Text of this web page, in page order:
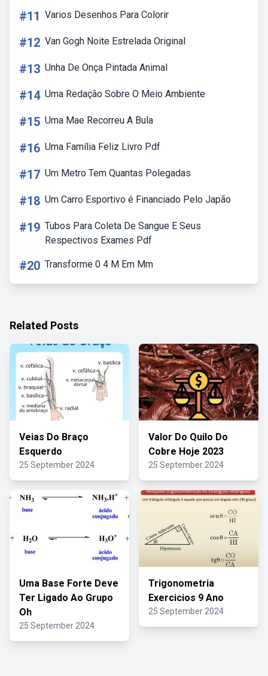
#11 Varios Desenhos Para Colorir
#12 Van Gogh Noite Estrelada Original
#13 Unha De Onça Pintada Animal
#14 Uma Redação Sobre O Meio Ambiente
#15 Uma Mae Recorreu A Bula
#16 Uma Família Feliz Livro Pdf
#17 Um Metro Tem Quantas Polegadas
#18 Um Carro Esportivo é Financiado Pelo Japão
#19 Tubos Para Coleta De Sangue E Seus
Respectivos Exames Pdf
#20 Transforme 0 4 M Em Mm
Related Posts
Veias Do Braço
Esquerdo
25 September 2024
Valor Do Quilo Do
Cobre Hoje 2023
25 September 2024
Uma Base Forte Deve
Ter Ligado Ao Grupo
Oh
25 September 2024
Trigonometria
Exercicios 9 Ano
25 September 2024